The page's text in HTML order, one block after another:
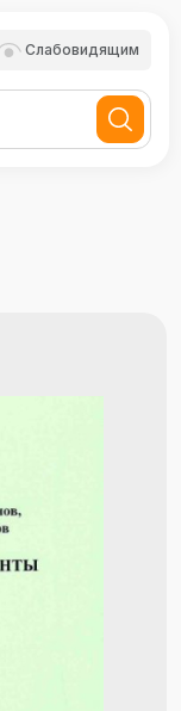
Слабовидящим